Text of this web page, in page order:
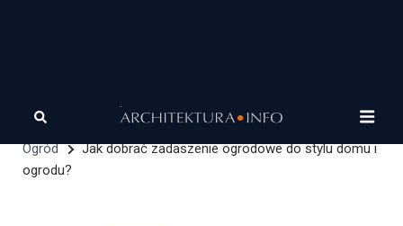
Architektura zrównoważona
produktów dla architekta
Materiały zrównoważone
Ogród
Jak dobrać zadaszenie ogrodowe do stylu domu i
ogrodu?